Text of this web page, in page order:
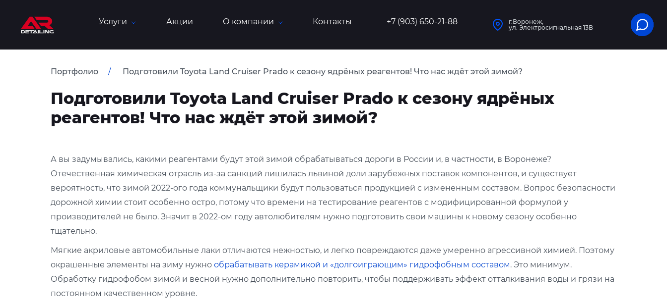
Услуги Акции О компании Контакты +7 (903) 650-21-88
г.Воронеж,
ул. Электросигнальная 13В
Портфолио Подготовили Toyota Land Cruiser Prado к сезону ядрёных реагентов! Что нас ждёт этой зимой?
Подготовили Toyota Land Cruiser Prado к сезону ядрёных
реагентов! Что нас ждёт этой зимой?
А вы задумывались, какими реагентами будут этой зимой обрабатываться дороги в России и, в частности, в Воронеже?
Отечественная химическая отрасль из-за санкций лишилась львиной доли зарубежных поставок компонентов, и существует
вероятность, что зимой 2022-ого года коммунальщики будут пользоваться продукцией с измененным составом. Вопрос безопасности
дорожной химии стоит особенно остро, потому что времени на тестирование реагентов с модифицированной формулой у
производителей не было. Значит в 2022-ом году автолюбителям нужно подготовить свои машины к новому сезону особенно
тщательно.
Мягкие акриловые автомобильные лаки отличаются нежностью, и легко повреждаются даже умеренно агрессивной химией. Поэтому
окрашенные элементы на зиму нужно обрабатывать керамикой и «долгоиграющим» гидрофобным составом. Это минимум.
Обработку гидрофобом зимой и весной нужно дополнительно повторить, чтобы поддерживать эффект отталкивания воды и грязи на
постоянном качественном уровне.